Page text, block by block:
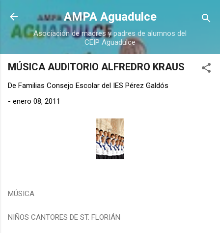
Ir al contenido principal
AMPA Aguadulce
Asociación de madres y padres de alumnos del
CEIP Aguadulce
MÚSICA AUDITORIO ALFREDRO KRAUS
De Familias Consejo Escolar del IES Pérez Galdós
- enero 08, 2011
MÚSICA
NIÑOS CANTORES DE ST. FLORIÁN